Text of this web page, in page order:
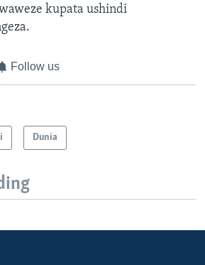
kupata ushindi
Follow us
Dunia